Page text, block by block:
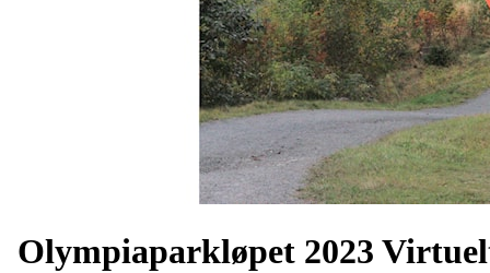
Olympiaparkløpet 2023